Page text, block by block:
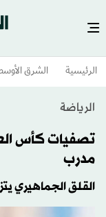
الرئيسية الشرق
الرياضة
تصفيات كأس
مدرب
القلق الجماهيري